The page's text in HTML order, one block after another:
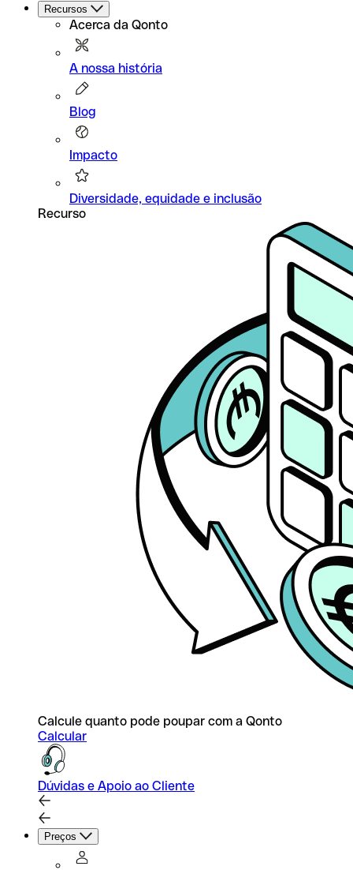
Recursos
Acerca da Qonto
A nossa história
Blog
Impacto
Diversidade, equidade e inclusão
Recurso
Calcule quanto pode poupar com a Qonto
Calcular
Dúvidas e Apoio ao Cliente
Preços